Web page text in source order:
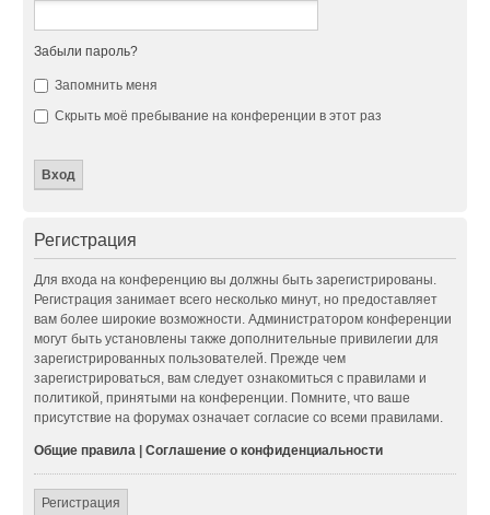
Забыли пароль?
Запомнить меня
Скрыть моё пребывание на конференции в этот раз
Регистрация
Для входа на конференцию вы должны быть зарегистрированы.
Регистрация занимает всего несколько минут, но предоставляет
вам более широкие возможности. Администратором конференции
могут быть установлены также дополнительные привилегии для
зарегистрированных пользователей. Прежде чем
зарегистрироваться, вам следует ознакомиться с правилами и
политикой, принятыми на конференции. Помните, что ваше
присутствие на форумах означает согласие со всеми правилами.
Общие правила |Соглашение о конфиденциальности
Регистрация